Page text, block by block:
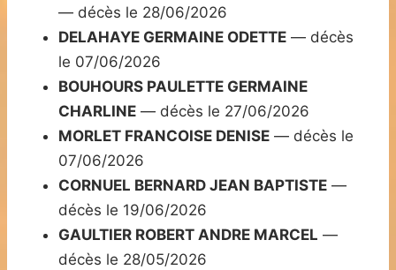
— décès le 28/06/2026
DELAHAYE GERMAINE ODETTE — décès
le 07/06/2026
BOUHOURS PAULETTE GERMAINE
CHARLINE — décès le 27/06/2026
MORLET FRANCOISE DENISE — décès le
07/06/2026
CORNUEL BERNARD JEAN BAPTISTE —
décès le 19/06/2026
GAULTIER ROBERT ANDRE MARCEL —
décès le 28/05/2026